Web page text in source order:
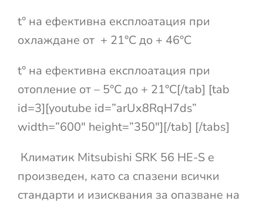
t° на ефективна експлоатация при
охлаждане от + 21°С до + 46°С
t° на ефективна експлоатация при
отопление от – 5°С до + 21°С[/tab] [tab
id=3][youtube id=”arUx8RqH7ds”
width=”600″ height=”350″][/tab] [/tabs]
Климатик Mitsubishi SRK 56 HE-S е
произведен, като са спазени всички
стандарти и изисквания за опазване на